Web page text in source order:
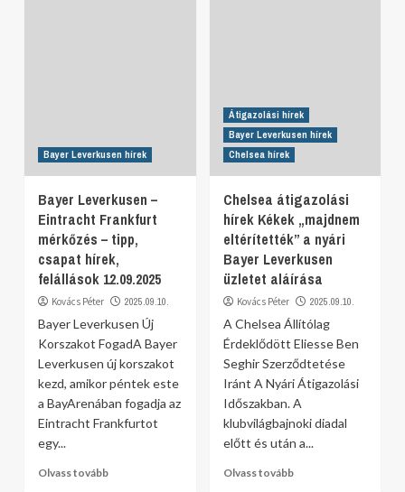
Bayer Leverkusen hírek
Bayer Leverkusen –
Eintracht Frankfurt
mérkőzés – tipp,
csapat hírek,
felállások 12.09.2025
Kovács Péter 2025.09.10.
Bayer Leverkusen Új
Korszakot FogadA Bayer
Leverkusen új korszakot
kezd, amikor péntek este
a BayArenában fogadja az
Eintracht Frankfurtot
egy...
Olvass tovább
Átigazolási hírek
Bayer Leverkusen hírek
Chelsea hírek
Chelsea átigazolási
hírek Kékek „majdnem
eltérítették” a nyári
Bayer Leverkusen
üzletet aláírása
Kovács Péter 2025.09.10.
A Chelsea Állítólag
Érdeklődött Eliesse Ben
Seghir Szerződtetése
Iránt A Nyári Átigazolási
Időszakban. A
klubvilágbajnoki diadal
előtt és után a...
Olvass tovább